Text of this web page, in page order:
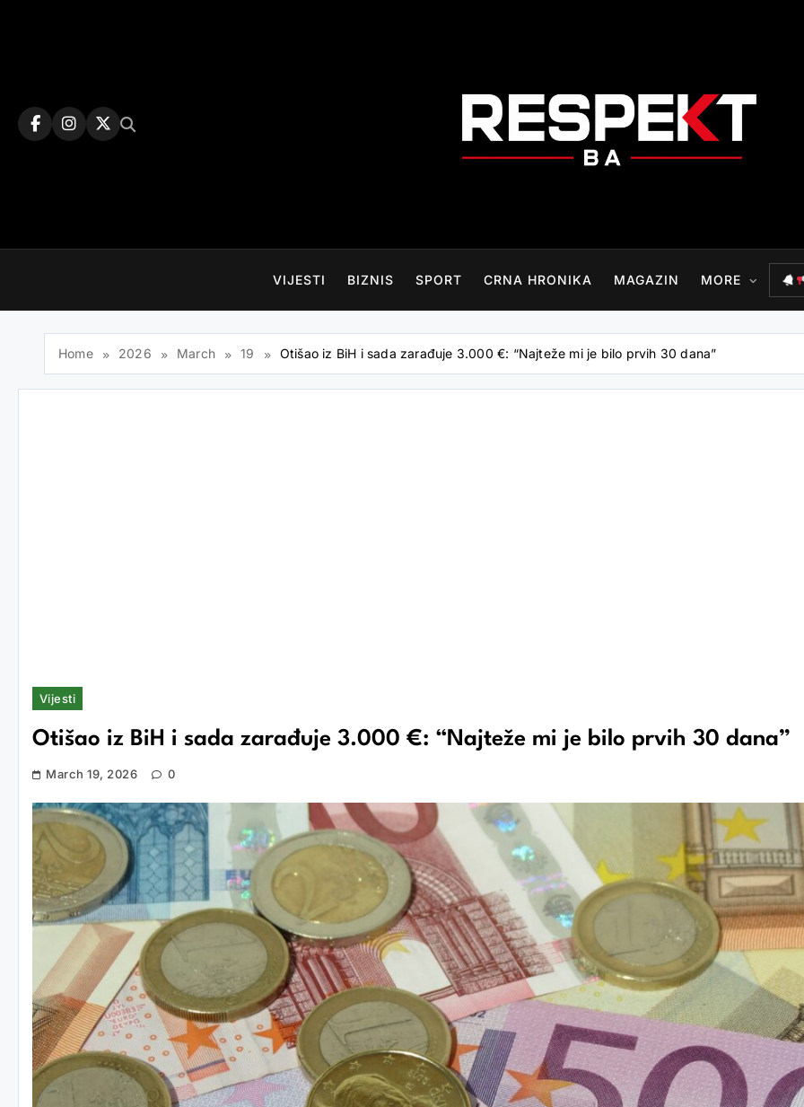
VIJESTI BIZNIS SPORT CRNA HRONIKA MAGAZIN MORE
Home 2026 March 19 Otišao iz BiH i sada zarađuje 3.000 €: “Najteže mi je bilo prvih 30 dana”
Vijesti
Otišao iz BiH i sada zarađuje 3.000 €: “Najteže mi je bilo prvih 30 dana”
March 19, 2026 0